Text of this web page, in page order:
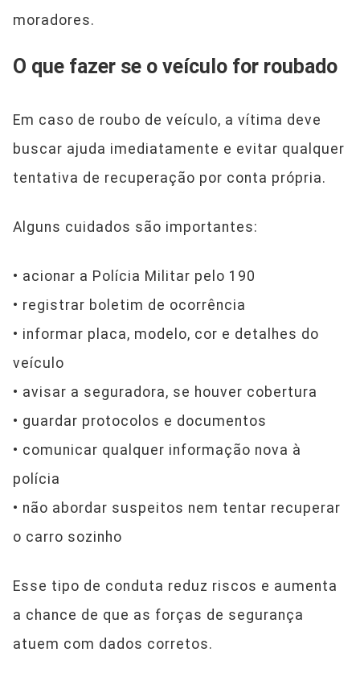
moradores.
O que fazer se o veículo for roubado
Em caso de roubo de veículo, a vítima deve
buscar ajuda imediatamente e evitar qualquer
tentativa de recuperação por conta própria.
Alguns cuidados são importantes:
• acionar a Polícia Militar pelo 190
• registrar boletim de ocorrência
• informar placa, modelo, cor e detalhes do
veículo
• avisar a seguradora, se houver cobertura
• guardar protocolos e documentos
• comunicar qualquer informação nova à
polícia
• não abordar suspeitos nem tentar recuperar
o carro sozinho
Esse tipo de conduta reduz riscos e aumenta
a chance de que as forças de segurança
atuem com dados corretos.